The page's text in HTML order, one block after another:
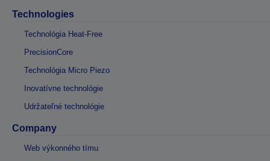
Technologies
Technológia Heat-Free
PrecisionCore
Technológia Micro Piezo
Inovatívne technológie
Udržateľné technológie
Company
Web výkonného tímu